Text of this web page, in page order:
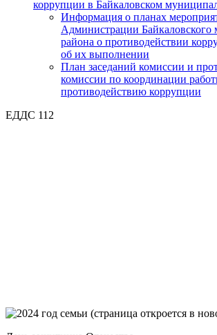
коррупции в Байкаловском
Информация о планах
Администрации Байкаловского
района о противодействии
об их выполнении
План заседаний комиссии и
комиссии по координации
противодействию коррупции
ЕДДС 112